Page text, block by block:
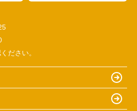
ださい。